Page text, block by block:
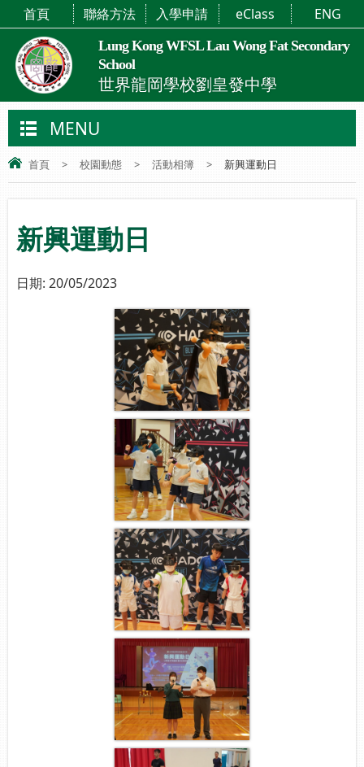
Lung Kong WFSL Lau Wong Fat Secondary
School
世界龍岡學校劉皇發中學
首頁 聯絡方法 入學申請 eClass ENG
MENU
首頁 > 校園動態 > 活動相簿 > 新興運動日
新興運動日
日期: 20/05/2023